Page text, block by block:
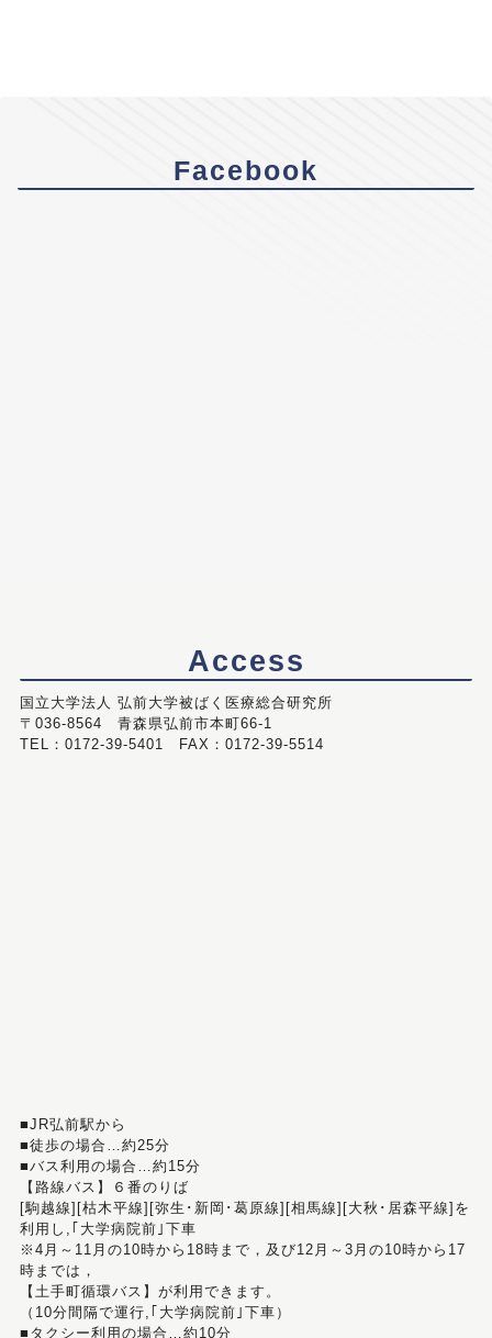
Facebook
Access
国立大学法人 弘前大学被ばく医療総合研究所
〒036-8564 青森県弘前市本町66-1
TEL：0172-39-5401 FAX：0172-39-5514
■JR弘前駅から
■徒歩の場合…約25分
■バス利用の場合…約15分
【路線バス】６番のりば
[駒越線][枯木平線][弥生･新岡･葛原線][相馬線][大秋･居森平線]を
利用し,｢大学病院前｣下車
※4月～11月の10時から18時まで，及び12月～3月の10時から17
時までは，
【土手町循環バス】が利用できます。
（10分間隔で運行,｢大学病院前｣下車）
■タクシー利用の場合…約10分